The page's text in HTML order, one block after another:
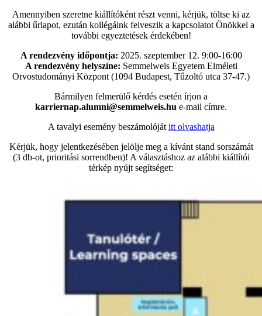
Amennyiben szeretne kiállítóként részt venni, kérjük, töltse ki az
alábbi űrlapot, ezután kollégáink felveszik a kapcsolatot Önökkel a
további egyeztetések érdekében!
A rendezvény időpontja: 2025. szeptember 12. 9:00-16:00
A rendezvény helyszíne: Semmelweis Egyetem Elméleti
Orvostudományi Központ (1094 Budapest, Tűzoltó utca 37-47.)
Bármilyen felmerülő kérdés esetén írjon a
karriernap.alumni@semmelweis.hu e-mail címre.
A tavalyi esemény beszámolóját itt olvashatja
Kérjük, hogy jelentkezésében jelölje meg a kívánt stand sorszámát
(3 db-ot, prioritási sorrendben)! A választáshoz az alábbi kiállítói
térkép nyújt segítséget: